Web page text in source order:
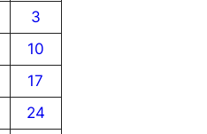
3
10
17
24